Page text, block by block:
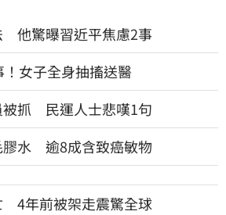
他驚曝習近平焦慮2事
女子全身抽搐送醫
被抓 民運人士悲嘆1句
膠水 逾8成含致癌敏物
4年前被架走震驚全球